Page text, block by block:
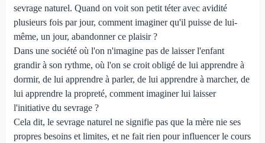
sevrage naturel. Quand on voit son petit téter avec avidité
plusieurs fois par jour, comment imaginer qu'il puisse de lui-
même, un jour, abandonner ce plaisir ?
Dans une société où l'on n'imagine pas de laisser l'enfant
grandir à son rythme, où l'on se croit obligé de lui apprendre à
dormir, de lui apprendre à parler, de lui apprendre à marcher, de
lui apprendre la propreté, comment imaginer lui laisser
l'initiative du sevrage ?
Cela dit, le sevrage naturel ne signifie pas que la mère nie ses
propres besoins et limites, et ne fait rien pour influencer le cours